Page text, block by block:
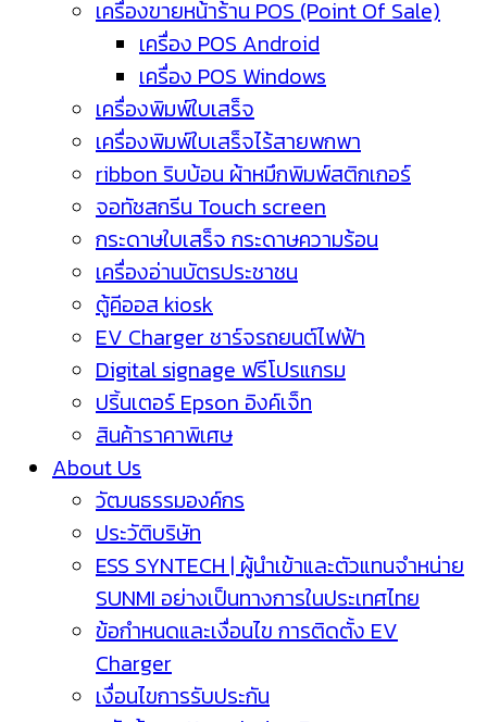
เครื่องขายหน้าร้าน POS (Point Of Sale)
เครื่อง POS Android
เครื่อง POS Windows
เครื่องพิมพ์ใบเสร็จ
เครื่องพิมพ์ใบเสร็จไร้สายพกพา
ribbon ริบบ้อน ผ้าหมึกพิมพ์สติกเกอร์
จอทัชสกรีน Touch screen
กระดาษใบเสร็จ กระดาษความร้อน
เครื่องอ่านบัตรประชาชน
ตู้คีออส kiosk
EV Charger ชาร์จรถยนต์ไฟฟ้า
Digital signage ฟรีโปรแกรม
ปริ้นเตอร์ Epson อิงค์เจ็ท
สินค้าราคาพิเศษ
About Us
วัฒนธรรมองค์กร
ประวัติบริษัท
ESS SYNTECH | ผู้นำเข้าและตัวแทนจำหน่าย
SUNMI อย่างเป็นทางการในประเทศไทย
ข้อกำหนดและเงื่อนไข การติดตั้ง EV
Charger
เงื่อนไขการรับประกัน